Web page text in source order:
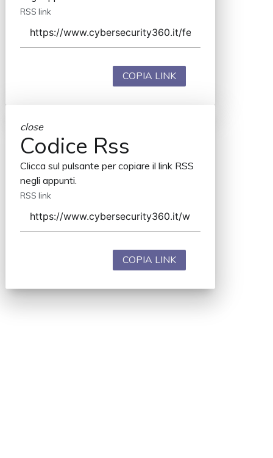
RSS link
COPIA LINK
close
Codice Rss
Clicca sul pulsante per copiare il link RSS
negli appunti.
RSS link
COPIA LINK